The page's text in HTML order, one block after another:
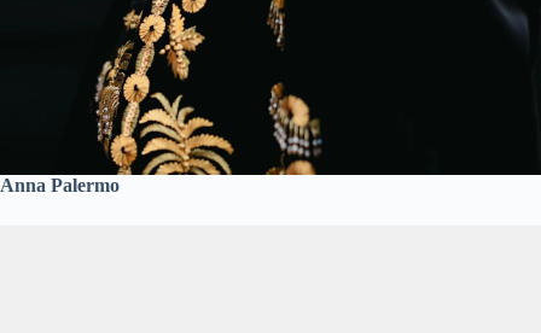
Anna Palermo